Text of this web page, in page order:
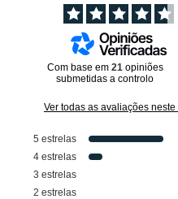
Com base em 21 opiniões
submetidas a controlo
Ver todas as avaliações neste
5 estrelas
4 estrelas
3 estrelas
2 estrelas